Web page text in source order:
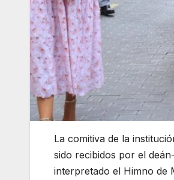
La comitiva de la
sido recibidos por el
interpretado el Himno de